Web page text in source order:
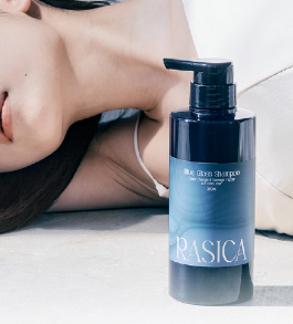
ら集中補修
アミノ酸などカラーで失われやすい成分
1本1本がしっとり潤います。
ト
ごわつき悩みを解決
まり悩みを解決
帰りのようななめらかな指通りのこと
グルタミン酸・加水分解コラーゲン